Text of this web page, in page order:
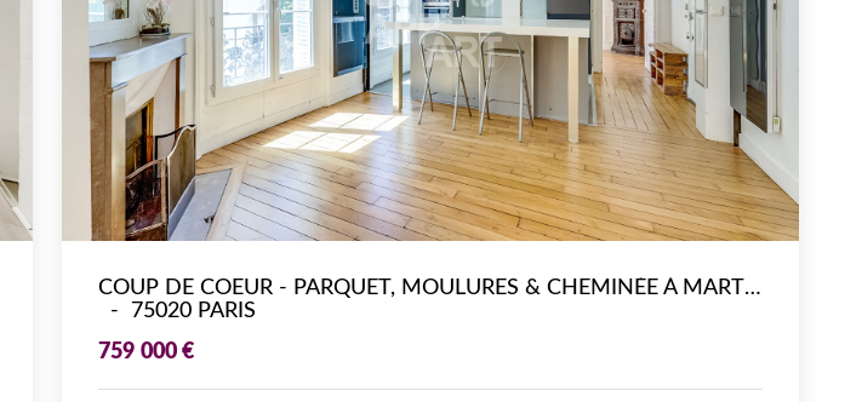
COUP DE COEUR - PARQUET, MOULURES & CHEMINÉE À MARTIN NADAUD
- 75020 PARIS
759 000 €